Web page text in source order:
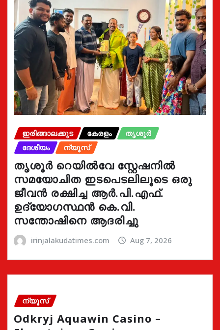
ഇരിങ്ങാലക്കുട കേരളം
തൃശൂർ
ദേശീയം
ന്യൂസ്
തൃശൂർ റെയിൽവേ സ്റ്റേഷനിൽ
സമയോചിത ഇടപെടലിലൂടെ ഒരു
ജീവൻ രക്ഷിച്ച ആർ.പി.എഫ്.
ഉദ്യോഗസ്ഥൻ കെ.വി.
സന്തോഷിനെ ആദരിച്ചു
irinjalakudatimes.com Aug 7, 2026
ന്യൂസ്
Odkryj Aquawin Casino –